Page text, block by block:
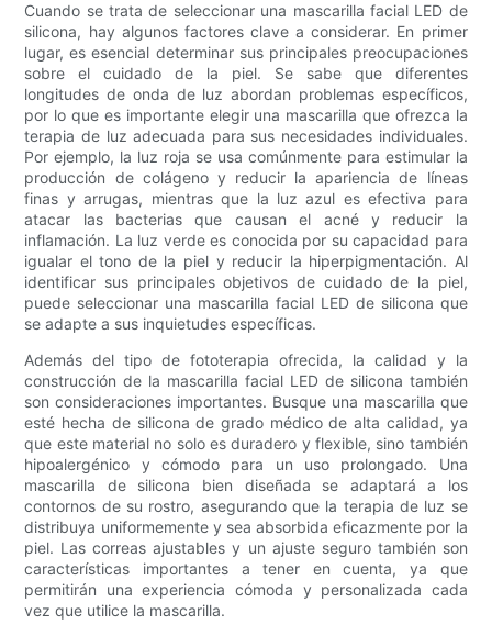
Cuando se trata de seleccionar una mascarilla facial LED de
silicona, hay algunos factores clave a considerar. En primer
lugar, es esencial determinar sus principales preocupaciones
sobre el cuidado de la piel. Se sabe que diferentes
longitudes de onda de luz abordan problemas específicos,
por lo que es importante elegir una mascarilla que ofrezca la
terapia de luz adecuada para sus necesidades individuales.
Por ejemplo, la luz roja se usa comúnmente para estimular la
producción de colágeno y reducir la apariencia de líneas
finas y arrugas, mientras que la luz azul es efectiva para
atacar las bacterias que causan el acné y reducir la
inflamación. La luz verde es conocida por su capacidad para
igualar el tono de la piel y reducir la hiperpigmentación. Al
identificar sus principales objetivos de cuidado de la piel,
puede seleccionar una mascarilla facial LED de silicona que
se adapte a sus inquietudes específicas.
Además del tipo de fototerapia ofrecida, la calidad y la
construcción de la mascarilla facial LED de silicona también
son consideraciones importantes. Busque una mascarilla que
esté hecha de silicona de grado médico de alta calidad, ya
que este material no solo es duradero y flexible, sino también
hipoalergénico y cómodo para un uso prolongado. Una
mascarilla de silicona bien diseñada se adaptará a los
contornos de su rostro, asegurando que la terapia de luz se
distribuya uniformemente y sea absorbida eficazmente por la
piel. Las correas ajustables y un ajuste seguro también son
características importantes a tener en cuenta, ya que
permitirán una experiencia cómoda y personalizada cada
vez que utilice la mascarilla.